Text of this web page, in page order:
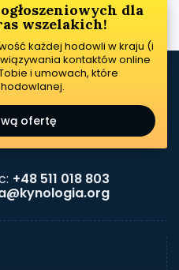
dla
wszelakich!
każdej hodowli w kraju (i
kontaktów online
i umowach, które
ofertę
+48 511 018 803